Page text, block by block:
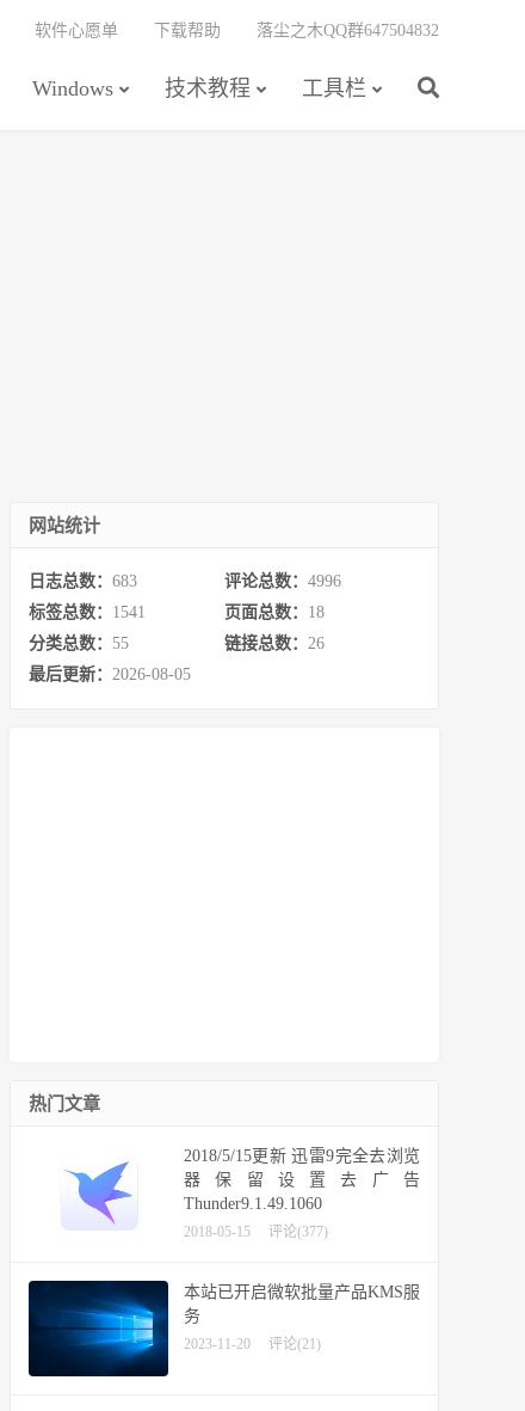
Windows 技术教程 工具栏
软件心愿单 下载帮助 落尘之木QQ群647504832
网站统计
日志总数： 683 评论总数： 4996
标签总数： 1541 页面总数： 18
分类总数： 55 链接总数： 26
最后更新： 2026-08-05
热门文章
2018/5/15更新 迅雷9完全去浏览
器保留设置去广告
Thunder9.1.49.1060
2018-05-15 评论(377)
本站已开启微软批量产品KMS服
务
2023-11-20 评论(21)